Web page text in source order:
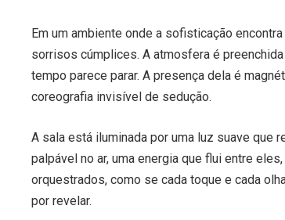
Em um ambiente onde a sofisticação
sorrisos cúmplices. A atmosfera é
tempo parece parar. A presença dela é
coreografia invisível de sedução.
A sala está iluminada por uma luz suave que
palpável no ar, uma energia que flui entre
orquestrados, como se cada toque e cada
por revelar.